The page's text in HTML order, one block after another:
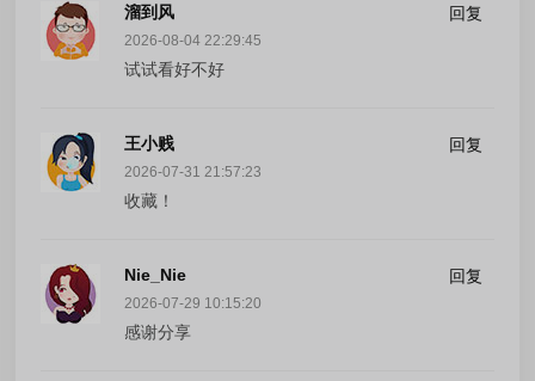
溜到风 回复
2026-08-04 22:29:45
试试看好不好
王小贱 回复
2026-07-31 21:57:23
收藏！
Nie_Nie 回复
2026-07-29 10:15:20
感谢分享